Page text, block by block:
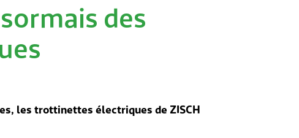
des
les trottinettes électriques de ZISCH